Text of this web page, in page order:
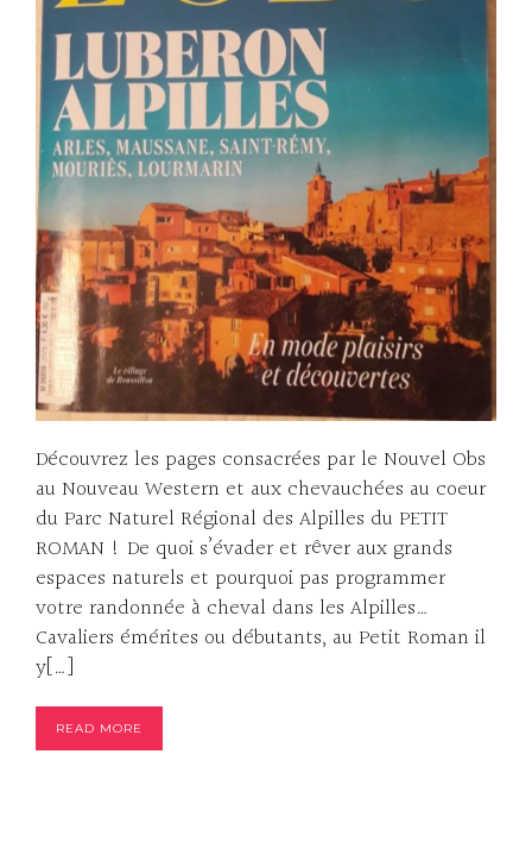
Découvrez les pages consacrées par le Nouvel Obs
au Nouveau Western et aux chevauchées au coeur
du Parc Naturel Régional des Alpilles du PETIT
ROMAN ! De quoi s’évader et rêver aux grands
espaces naturels et pourquoi pas programmer
votre randonnée à cheval dans les Alpilles…
Cavaliers émérites ou débutants, au Petit Roman il
y[…]
READ MORE